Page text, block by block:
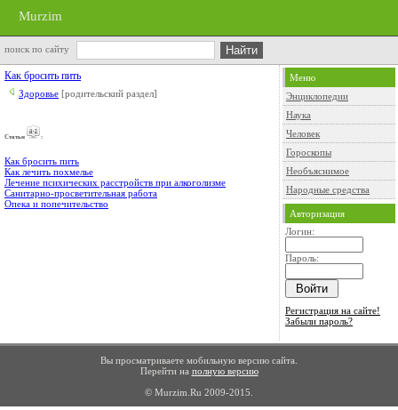
Murzim
поиск по сайту
Как бросить пить
Здоровье [родительский раздел]
Cтатьи :
Как бросить пить
Как лечить похмелье
Лечение психических расстройств при алкоголизме
Санитарно-просветительная работа
Опека и попечительство
Меню
Энциклопедии
Наука
Человек
Гороскопы
Необъяснимое
Народные средства
Авторизация
Логин:
Пароль:
Регистрация на сайте!
Забыли пароль?
Вы просматриваете мобильную версию сайта.
Перейти на полную версию
© Murzim.Ru 2009-2015.